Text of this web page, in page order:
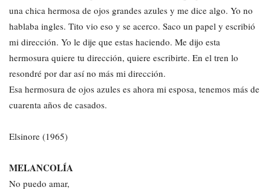
una chica hermosa de ojos grandes azules y me dice algo. Yo no
hablaba ingles. Tito vio eso y se acerco. Saco un papel y escribió
mi dirección. Yo le dije que estas haciendo. Me dijo esta
hermosura quiere tu dirección, quiere escribirte. En el tren lo
resondré por dar así no más mi dirección.
Esa hermosura de ojos azules es ahora mi esposa, tenemos más de
cuarenta años de casados.
Elsinore (1965)
MELANCOLÍA
No puedo amar,